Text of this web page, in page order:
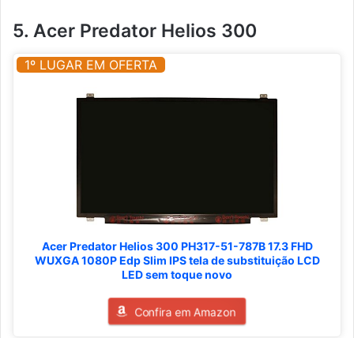
5. Acer Predator Helios 300
1º LUGAR EM OFERTA
Acer Predator Helios 300 PH317-51-787B 17.3 FHD
WUXGA 1080P Edp Slim IPS tela de substituição LCD
LED sem toque novo
Confira em Amazon